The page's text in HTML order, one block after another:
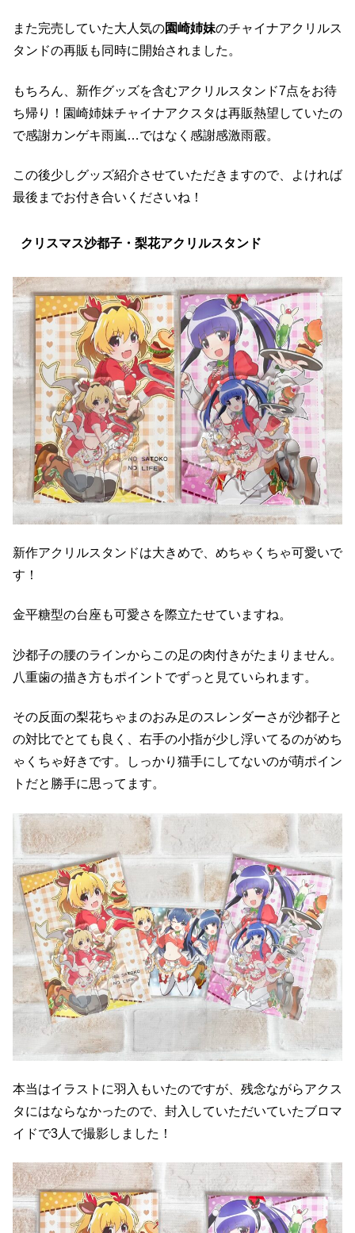
また完売していた大人気の園崎姉妹のチャイナアクリルス
タンドの再販も同時に開始されました。
もちろん、新作グッズを含むアクリルスタンド7点をお待
ち帰り！園崎姉妹チャイナアクスタは再販熱望していたの
で感謝カンゲキ雨嵐…ではなく感謝感激雨霰。
この後少しグッズ紹介させていただきますので、よければ
最後までお付き合いくださいね！
クリスマス沙都子・梨花アクリルスタンド
新作アクリルスタンドは大きめで、めちゃくちゃ可愛いで
す！
金平糖型の台座も可愛さを際立たせていますね。
沙都子の腰のラインからこの足の肉付きがたまりません。
八重歯の描き方もポイントでずっと見ていられます。
その反面の梨花ちゃまのおみ足のスレンダーさが沙都子と
の対比でとても良く、右手の小指が少し浮いてるのがめち
ゃくちゃ好きです。しっかり猫手にしてないのが萌ポイン
トだと勝手に思ってます。
本当はイラストに羽入もいたのですが、残念ながらアクス
タにはならなかったので、封入していただいていたブロマ
イドで3人で撮影しました！